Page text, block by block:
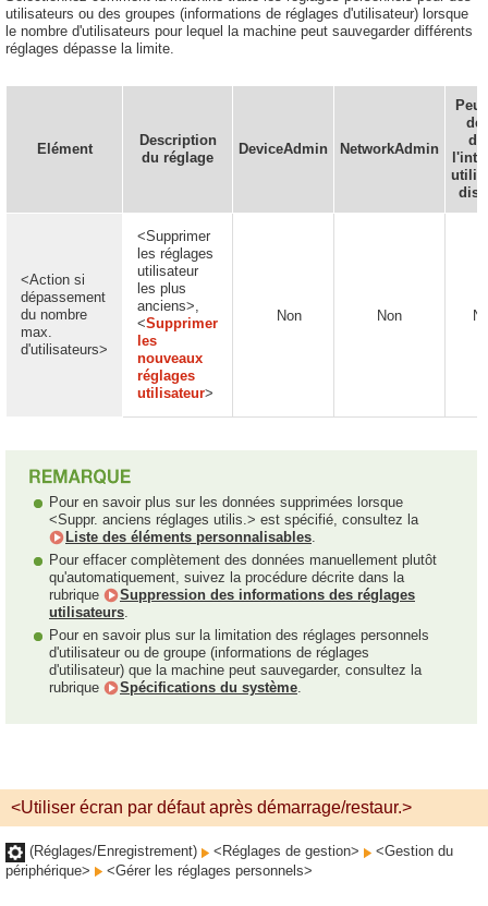
utilisateurs ou des groupes (informations de réglages d'utilisateur) lorsque
le nombre d'utilisateurs pour lequel la machine peut sauvegarder différents
réglages dépasse la limite.
Elément
Description
du réglage
DeviceAdmin NetworkAdmin
<Action si
dépassement
du nombre
max.
d'utilisateurs>
<Supprimer
les réglages
utilisateur
les plus
anciens>,
<Supprimer
les
nouveaux
réglages
utilisateur>
Non Non
Pour en savoir plus sur les données supprimées lorsque
<Suppr. anciens réglages utilis.> est spécifié, consultez la
Liste des éléments personnalisables.
Pour effacer complètement des données manuellement plutôt
qu'automatiquement, suivez la procédure décrite dans la
rubrique
Suppression des informations des réglages
utilisateurs.
Pour en savoir plus sur la limitation des réglages personnels
d'utilisateur ou de groupe (informations de réglages
d'utilisateur) que la machine peut sauvegarder, consultez la
rubrique
Spécifications du système.
<Utiliser écran par défaut après démarrage/restaur.>
(Réglages/Enregistrement) <Réglages de gestion>
<Gestion du
périphérique>
<Gérer les réglages personnels>